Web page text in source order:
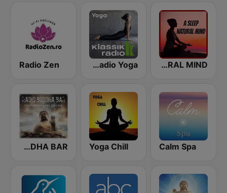
A SLEEP NATURAL MIND
Klassik Radio Yoga
Radio Zen
Calm Spa
Yoga Chill
BUDDHA BAR